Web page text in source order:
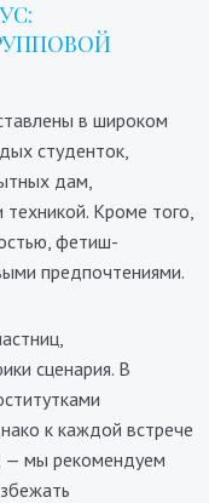
в широком
студенток,
дам,
Кроме того,
фетиш-
предпочтениями.
сценария. В
к каждой встрече
— мы рекомендуем